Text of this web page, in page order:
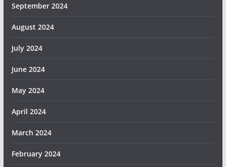
September 2024
August 2024
July 2024
June 2024
May 2024
April 2024
March 2024
February 2024